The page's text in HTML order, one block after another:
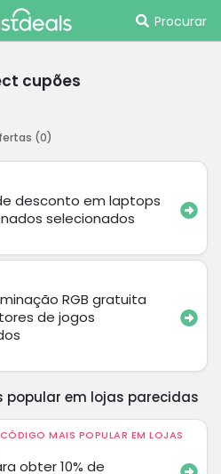
Procurar
cupões
(0)
desconto em laptops
selecionados
RGB gratuita
de jogos
popular em lojas parecidas
MAIS POPULAR EM LOJAS
obter 10% de